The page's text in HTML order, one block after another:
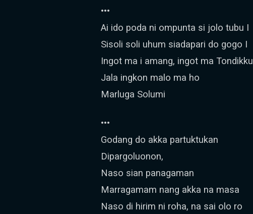
•••
Ai ido poda ni ompunta si jolo tubu I
Sisoli soli uhum siadapari do gogo I
Ingot ma i amang, ingot ma Tondikku
Jala ingkon malo ma ho
Marluga Solumi
•••
Godang do akka partuktukan
Dipargoluonon,
Naso sian panagaman
Marragamam nang akka na masa
Naso di hirim ni roha, na sai olo ro